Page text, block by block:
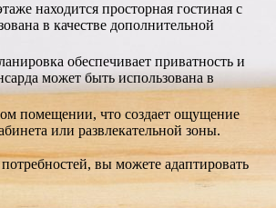
находится просторная гостиная с
в качестве дополнительной
обеспечивает приватность и
может быть использована в
помещении, что создает ощущение
или развлекательной зоны.
вы можете адаптировать